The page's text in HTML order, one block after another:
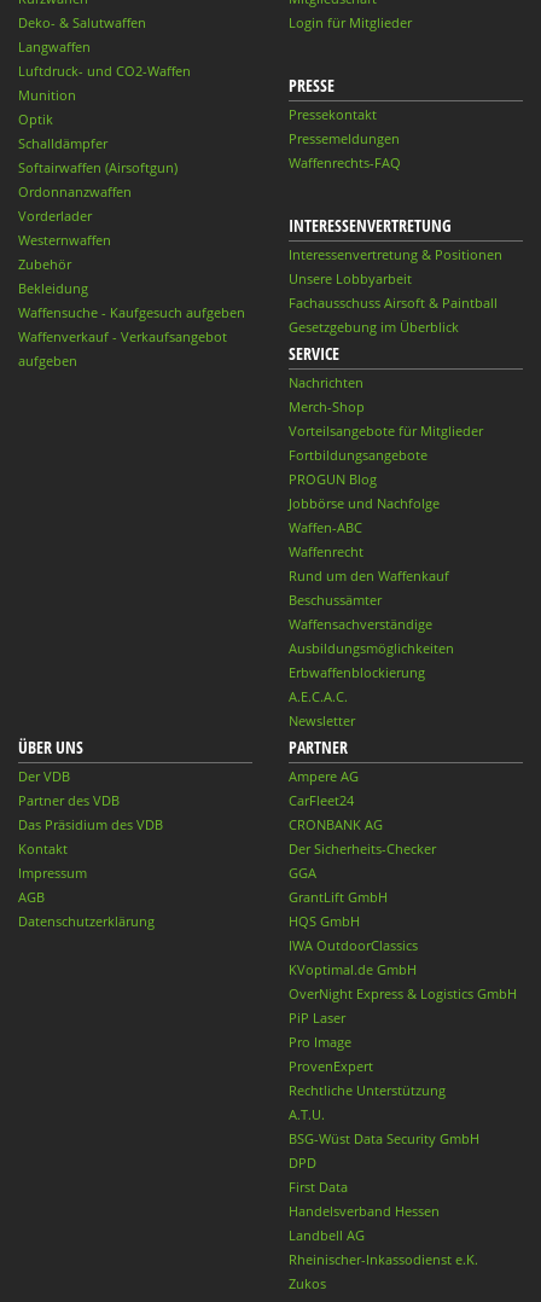
Deko- & Salutwaffen
Langwaffen
Luftdruck- und CO2-Waffen
Munition
Optik
Schalldämpfer
Softairwaffen (Airsoftgun)
Ordonnanzwaffen
Vorderlader
Westernwaffen
Zubehör
Bekleidung
Waffensuche - Kaufgesuch aufgeben
Waffenverkauf - Verkaufsangebot
aufgeben
Login für Mitglieder
PRESSE
Pressekontakt
Pressemeldungen
Waffenrechts-FAQ
INTERESSENVERTRETUNG
Interessenvertretung & Positionen
Unsere Lobbyarbeit
Fachausschuss Airsoft & Paintball
Gesetzgebung im Überblick
SERVICE
Nachrichten
Merch-Shop
Vorteilsangebote für Mitglieder
Fortbildungsangebote
PROGUN Blog
Jobbörse und Nachfolge
Waffen-ABC
Waffenrecht
Rund um den Waffenkauf
Beschussämter
Waffensachverständige
Ausbildungsmöglichkeiten
Erbwaffenblockierung
A.E.C.A.C.
Newsletter
ÜBER UNS
Der VDB
Partner des VDB
Das Präsidium des VDB
Kontakt
Impressum
AGB
Datenschutzerklärung
PARTNER
Ampere AG
CarFleet24
CRONBANK AG
Der Sicherheits-Checker
GGA
GrantLift GmbH
HQS GmbH
IWA OutdoorClassics
KVoptimal.de GmbH
OverNight Express & Logistics GmbH
PiP Laser
Pro Image
ProvenExpert
Rechtliche Unterstützung
A.T.U.
BSG-Wüst Data Security GmbH
DPD
First Data
Handelsverband Hessen
Landbell AG
Rheinischer-Inkassodienst e.K.
Zukos